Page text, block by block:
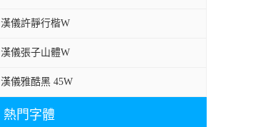
漢儀許靜行楷W
漢儀張子山體W
漢儀雅酷黑 45W
熱門字體